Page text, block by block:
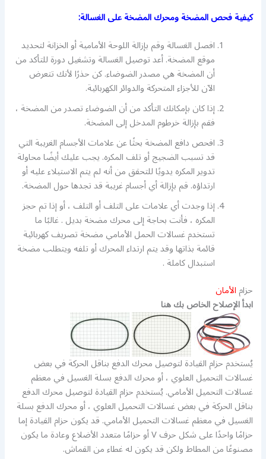
كيفية فحص المضخة ومحرك المضخة على الغسالة:
افصل الغسالة وقم بإزالة اللوحة الأمامية أو الخزانة لتحديد
موقع المضخة. أعد توصيل الغسالة وتشغيل دورة للتأكد من
أن المضخة هي مصدر الضوضاء. كن حذرًا لأنك تتعرض
الآن للأجزاء المتحركة والدوائر الكهربائية.
إذا كان بإمكانك التأكد من أن الضوضاء تصدر من المضخة ،
فقم بإزالة خرطوم المدخل إلى المضخة.
افحص دافع المضخة بحثًا عن علامات الأجسام الغريبة التي
قد تسبب الضجيج أو تلف المكره. يجب عليك أيضًا محاولة
تدوير المكره يدويًا للتحقق من أنه لم يتم الاستيلاء عليه أو
ارتداؤه. قم بإزالة أي أجسام غريبة قد تجدها حول المضخة.
إذا وجدت أي علامات على التلف أو التلف ، أو إذا تم حجز
المكره ، فأنت بحاجة إلى محرك مضخة بديل . غالبًا ما
تستخدم غسالات الحمل الأمامي مضخة تصريف كهربائية
قائمة بذاتها وقد يتم ارتداء المحرك أو تلفه ويتطلب مضخة
استبدال كاملة .
حزامالأمان
ابدأ الإصلاح الخاص بك هنا
يُستخدم حزام القيادة لتوصيل محرك الدفع بناقل الحركة في بعض
غسالات التحميل العلوي ، أو محرك الدفع بسلة الغسيل في معظم
غسالات التحميل الأمامي. يُستخدم حزام القيادة لتوصيل محرك الدفع
بناقل الحركة في بعض غسالات التحميل العلوي ، أو محرك الدفع بسلة
الغسيل في معظم غسالات التحميل الأمامي. قد يكون حزام القيادة إما
حزامًا واحدًا على شكل حرف V أو حزامًا متعدد الأضلاع وعادة ما يكون
مصنوعًا من المطاط ولكن قد يكون له غطاء من القماش.